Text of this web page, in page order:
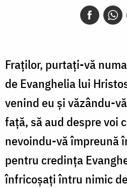
Fraților, purtați-vă
de Evanghelia lui
venind eu și văzându-
față, să aud despre voi
nevoindu-vă împreună
pentru credința
înfricoșați întru nimic